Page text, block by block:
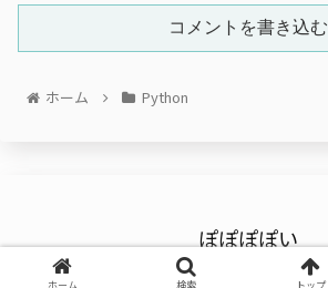
コメントを書き込む
ホーム Python
ぽぽぽぽい
© 2022 ぽぽぽぽい.